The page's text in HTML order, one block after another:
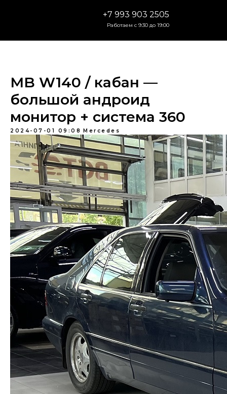
Работаем с 9:30 до 19:00
Заказать звонок
+7 993 903 2505
MB W140 / кабан —
большой андроид
монитор + система 360
2024-07-01 09:08 Mercedes